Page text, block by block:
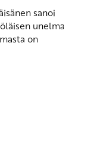
sanoi
unelma
on